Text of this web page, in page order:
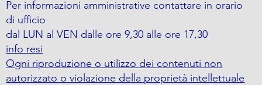
Per informazioni amministrative contattare in orario
di ufficio
dal LUN al VEN dalle ore 9,30 alle ore 17,30
info resi
Ogni riproduzione o utilizzo dei contenuti non
autorizzato o violazione della proprietà intellettuale